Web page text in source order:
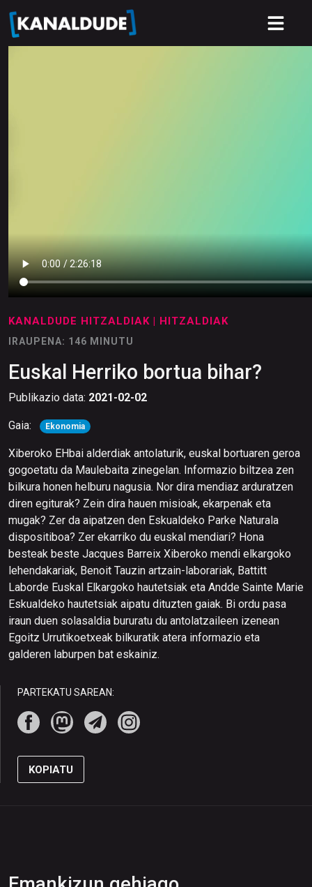
KANALDUDE HITZALDIAK | HITZALDIAK
IRAUPENA: 146 MINUTU
Euskal Herriko bortua bihar?
Publikazio data: 2021-02-02
Gaia: Ekonomia
Xiberoko EHbai alderdiak antolaturik, euskal bortuaren geroa
gogoetatu da Maulebaita zinegelan. Informazio biltzea zen
bilkura honen helburu nagusia. Nor dira mendiaz arduratzen
diren egiturak? Zein dira hauen misioak, ekarpenak eta
mugak? Zer da aipatzen den Eskualdeko Parke Naturala
dispositiboa? Zer ekarriko du euskal mendiari? Hona
besteak beste Jacques Barreix Xiberoko mendi elkargoko
lehendakariak, Benoit Tauzin artzain-laborariak, Battitt
Laborde Euskal Elkargoko hautetsiak eta Andde Sainte Marie
Eskualdeko hautetsiak aipatu dituzten gaiak. Bi ordu pasa
iraun duen solasaldia bururatu du antolatzaileen izenean
Egoitz Urrutikoetxeak bilkuratik atera informazio eta
galderen laburpen bat eskainiz.
PARTEKATU SAREAN:
KOPIATU